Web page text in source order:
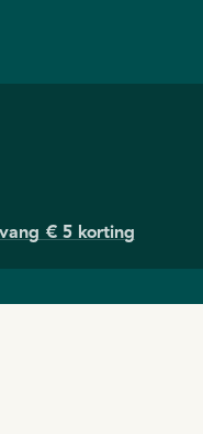
€ 5 korting